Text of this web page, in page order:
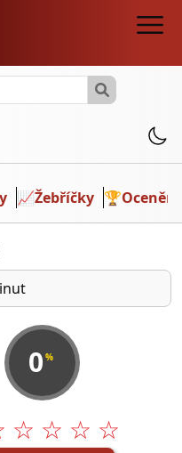
📈Žebříčky 🏆Ocenění
0 %
☆ ☆ ☆ ☆